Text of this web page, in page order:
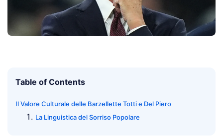
Table of Contents
Il Valore Culturale delle Barzellette Totti e Del Piero
La Linguistica del Sorriso Popolare